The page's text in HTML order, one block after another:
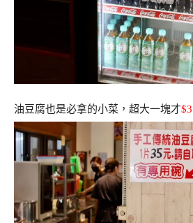
油豆腐也是必拿的小菜，超大一塊才